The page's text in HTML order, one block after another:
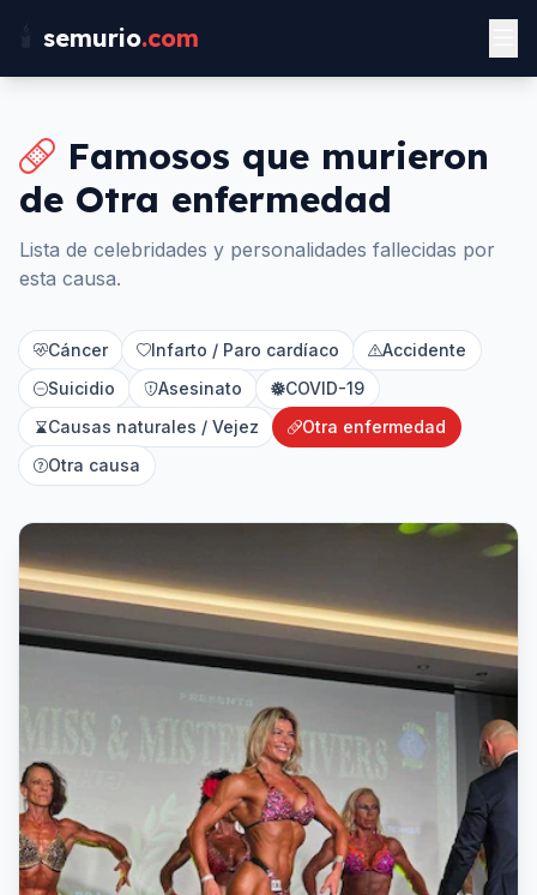
semurio.com
Famosos que murieron
de Otra enfermedad
Lista de celebridades y personalidades fallecidas por
esta causa.
Cáncer Infarto / Paro cardíaco
Accidente
Suicidio
Asesinato
COVID-19
Causas naturales / Vejez
Otra enfermedad
Otra causa